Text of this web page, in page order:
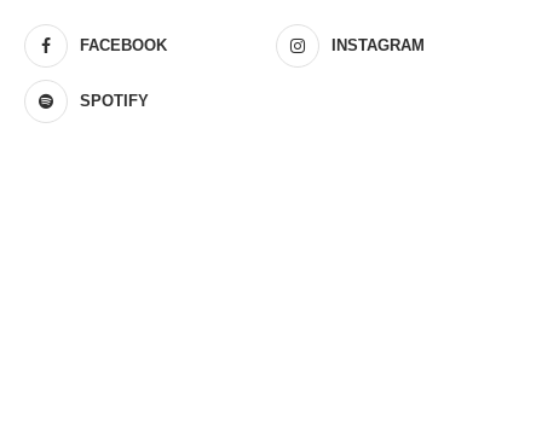
FACEBOOK INSTAGRAM
SPOTIFY